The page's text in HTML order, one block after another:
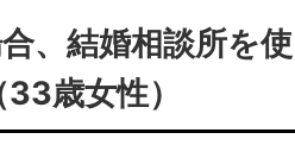
、結婚相談所を使
歳女性）